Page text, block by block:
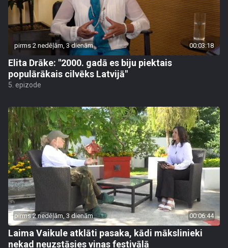
pirms 2 nedēļām, 3 dienām 00:03:18
Elita Drāke: "2000. gadā es biju piektais
populārākais cilvēks Latvijā"
5. epizode
pirms 2 nedēļām, 3 dienām 00:06:44
Laima Vaikule atklāti pasaka, kādi mākslinieki
nekad neuzstāsies viņas festivālā